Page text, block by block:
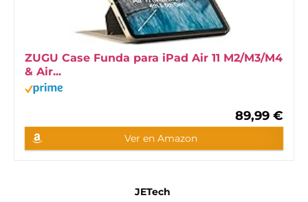
ZUGU Case Funda para iPad Air 11 M2/M3/M4
& Air...
89,99 €
Ver en Amazon
JETech